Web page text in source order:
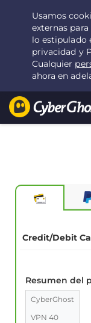
Tu elección:la
Credit/Debit
Resumen del
CyberGhost
VPN 40